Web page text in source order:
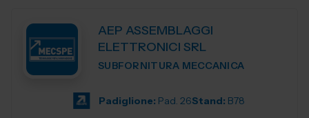
AEP ASSEMBLAGGI
ELETTRONICI SRL
SUBFORNITURA MECCANICA
Padiglione: Pad. 26Stand: B78